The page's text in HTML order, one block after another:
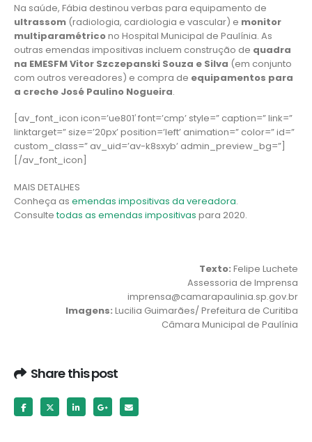
Na saúde, Fábia destinou verbas para equipamento de
ultrassom (radiologia, cardiologia e vascular) e monitor
multiparamétricono Hospital Municipal de Paulínia. As
outras emendas impositivas incluem construção de quadra
na EMESFM Vitor Szczepanski Souza e Silva (em conjunto
com outros vereadores) e compra de equipamentos para
a creche José Paulino Nogueira.
[av_font_icon icon=’ue801′ font=’cmp’ style=” caption=” link=”
linktarget=” size=’20px’ position=’left’ animation=” color=” id=”
custom_class=” av_uid=’av-k8sxyb’ admin_preview_bg=”]
[/av_font_icon]
MAIS DETALHES
Conheça as emendas impositivas da vereadora.
Consultetodas as emendas impositivas para 2020.
Texto: Felipe Luchete
Assessoria de Imprensa
imprensa@camarapaulinia.sp.gov.br
Imagens: Lucilia Guimarães/ Prefeitura de Curitiba
Câmara Municipal de Paulínia
Share this post